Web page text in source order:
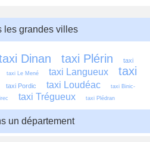
les grandes villes
Dinan taxi Plérin
taxi
taxi Le Mené taxi Langueux
taxi
taxi Pordic taxi Loudéac
taxi Binic-
taxi Trégueux taxi Plédran
un département